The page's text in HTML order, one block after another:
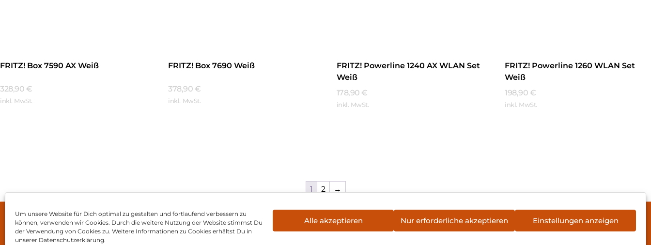
Um unsere Website für Dich optimal zu gestalten und fortlaufend verbessern zu
können, verwenden wir Cookies. Durch die weitere Nutzung der Website stimmst Du
der Verwendung von Cookies zu. Weitere Informationen zu Cookies erhältst Du in
unserer Datenschutzerklärung.
Alle akzeptieren Nur erforderliche akzeptieren Einstellungen anzeigen
FRITZ! Box 7590 AX Weiß
328,90 €
inkl. MwSt.
FRITZ! Box 7690 Weiß
378,90 €
inkl. MwSt.
FRITZ! Powerline 1240 AX WLAN Set
Weiß
178,90 €
inkl. MwSt.
FRITZ! Powerline 1260 WLAN Set
Weiß
198,90 €
inkl. MwSt.
1 2 →
Impressum AGB Datenschutz Vertrag widerrufen Hinweis zur Batterieentsorgung Newsletter